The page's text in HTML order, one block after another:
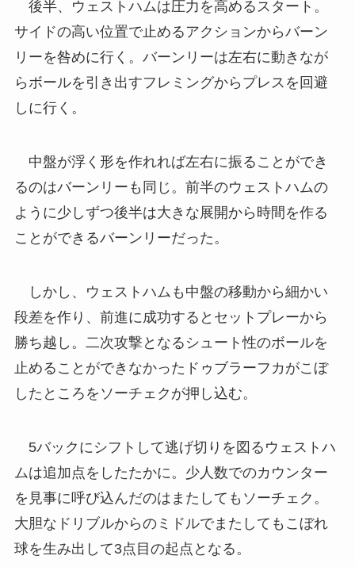
後半、ウェストハムは圧力を高めるスタート。
サイドの高い位置で止めるアクションからバーン
リーを咎めに行く。バーンリーは左右に動きなが
らボールを引き出すフレミングからプレスを回避
しに行く。
中盤が浮く形を作れれば左右に振ることができ
るのはバーンリーも同じ。前半のウェストハムの
ように少しずつ後半は大きな展開から時間を作る
ことができるバーンリーだった。
しかし、ウェストハムも中盤の移動から細かい
段差を作り、前進に成功するとセットプレーから
勝ち越し。二次攻撃となるシュート性のボールを
止めることができなかったドゥブラーフカがこぼ
したところをソーチェクが押し込む。
5バックにシフトして逃げ切りを図るウェストハ
ムは追加点をしたたかに。少人数でのカウンター
を見事に呼び込んだのはまたしてもソーチェク。
大胆なドリブルからのミドルでまたしてもこぼれ
球を生み出して3点目の起点となる。